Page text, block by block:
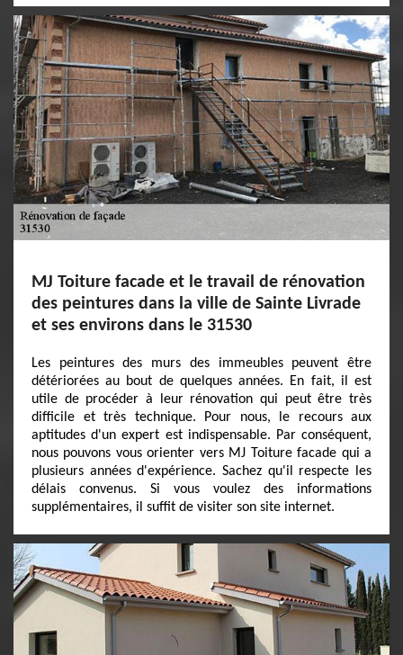
MJ Toiture facade et le travail de rénovation
des peintures dans la ville de Sainte Livrade
et ses environs dans le 31530
Les peintures des murs des immeubles peuvent être
détériorées au bout de quelques années. En fait, il est
utile de procéder à leur rénovation qui peut être très
difficile et très technique. Pour nous, le recours aux
aptitudes d'un expert est indispensable. Par conséquent,
nous pouvons vous orienter vers MJ Toiture facade qui a
plusieurs années d'expérience. Sachez qu'il respecte les
délais convenus. Si vous voulez des informations
supplémentaires, il suffit de visiter son site internet.